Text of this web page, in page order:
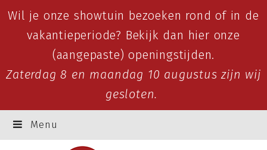
Wil je onze showtuin bezoeken rond of in de
vakantieperiode? Bekijk dan hier onze
(aangepaste) openingstijden.
Zaterdag 8 en maandag 10 augustus zijn wij
gesloten.
Menu